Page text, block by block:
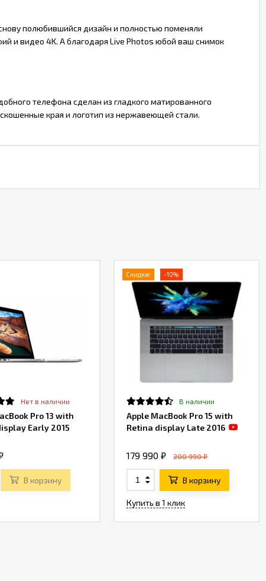
полюбившийся дизайн и полностью поменяли
и видео 4K. А благодаря Live Photos юбой ваш снимок
телефона сделан из гладкого матированного
края и логотип из нержавеющей стали.
Нет в наличии
Pro 13 with
Early 2015
В корзину
Скидка! -10%
В наличии
Apple MacBook Pro 15 with
Retina display Late 2016
179 990 ₽ 200 990 ₽
В корзину
Купить в 1 клик